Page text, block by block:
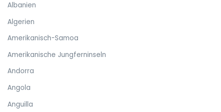
Albanien
Algerien
Amerikanisch-Samoa
Amerikanische Jungferninseln
Andorra
Angola
Anguilla